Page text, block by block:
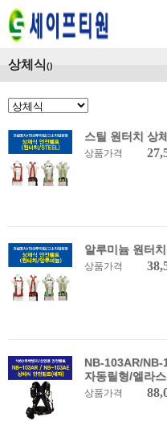
상체식()
스틸 원터치 상
상품가격
알루미늄 원터
상품가격
NB-103AR/NB-
자동릴형/엘라
상품가격